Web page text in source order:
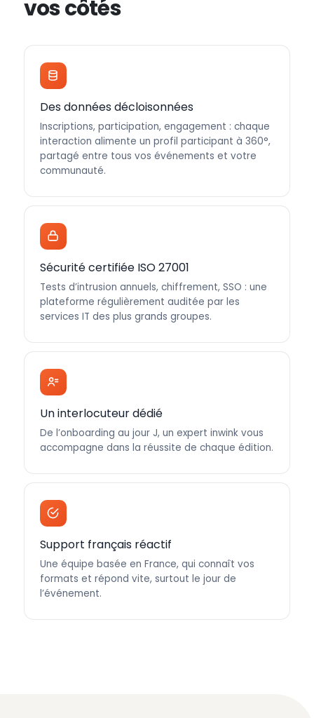
vos côtés
Des données décloisonnées
Inscriptions, participation, engagement : chaque
interaction alimente un profil participant à 360°,
partagé entre tous vos événements et votre
communauté.
Sécurité certifiée ISO 27001
Tests d’intrusion annuels, chiffrement, SSO : une
plateforme régulièrement auditée par les
services IT des plus grands groupes.
Un interlocuteur dédié
De l’onboarding au jour J, un expert inwink vous
accompagne dans la réussite de chaque édition.
Support français réactif
Une équipe basée en France, qui connaît vos
formats et répond vite, surtout le jour de
l’événement.